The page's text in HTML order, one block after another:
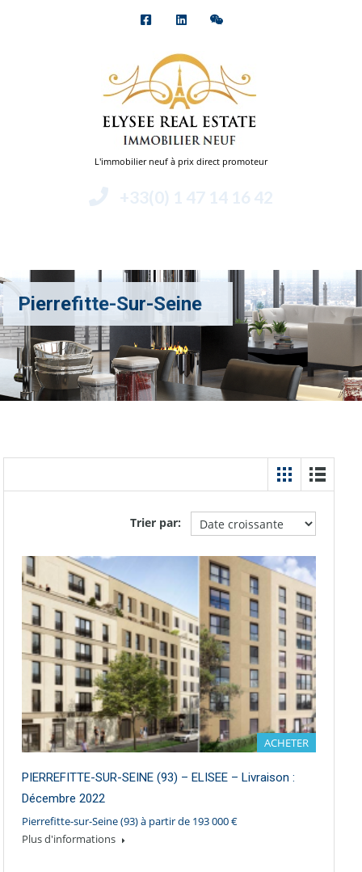
L'immobilier neuf à prix direct promoteur
+33(0) 1 47 14 16 42
Pierrefitte-Sur-Seine
Trier par:
ACHETER
PIERREFITTE-SUR-SEINE (93) – ELISEE – Livraison :
Décembre 2022
Pierrefitte-sur-Seine (93) à partir de 193 000 €
Plus d'informations